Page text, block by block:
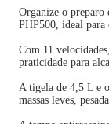
Organize o preparo
PHP500, ideal para
Com 11
praticidade para
A tigela de 4,5 L e
massas leves,